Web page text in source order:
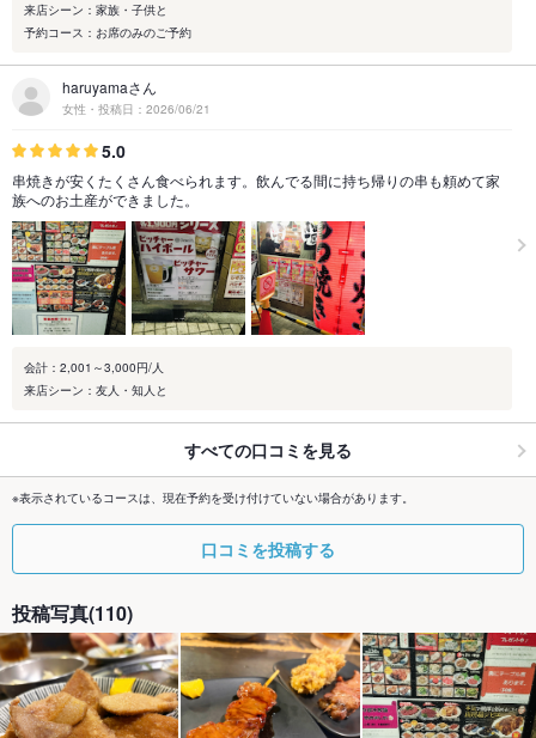
来店シーン：家族・子供と
予約コース：お席のみのご予約
haruyamaさん
女性・投稿日：2026/06/21
5.0
串焼きが安くたくさん食べられます。飲んでる間に持ち帰りの串も頼めて家
族へのお土産ができました。
会計：2,001～3,000円/人
来店シーン：友人・知人と
すべての口コミを見る
※表示されているコースは、現在予約を受け付けていない場合があります。
口コミを投稿する
投稿写真(110)